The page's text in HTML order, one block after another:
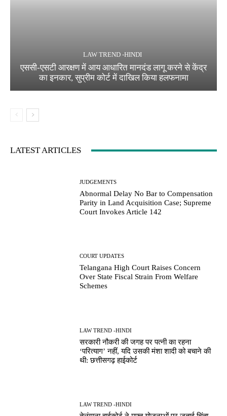
LAW TREND -HINDI
एससी-एसटी आरक्षण में आय आधारित मानदंड लागू करने से केंद्र
का इनकार, सुप्रीम कोर्ट में दाखिल किया हलफनामा
LATEST ARTICLES
JUDGEMENTS
Abnormal Delay No Bar to Compensation
Parity in Land Acquisition Case; Supreme
Court Invokes Article 142
COURT UPDATES
Telangana High Court Raises Concern
Over State Fiscal Strain From Welfare
Schemes
LAW TREND -HINDI
सरकारी नौकरी की जगह पर पत्नी का रहना
‘परित्याग’ नहीं, यदि उसकी मंशा शादी को बचाने की
थी: छत्तीसगढ़ हाईकोर्ट
LAW TREND -HINDI